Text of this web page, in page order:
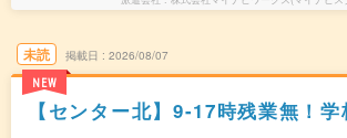
未読
NEW
掲載日 2026/08/07
【センター北】9-17時残業無！学